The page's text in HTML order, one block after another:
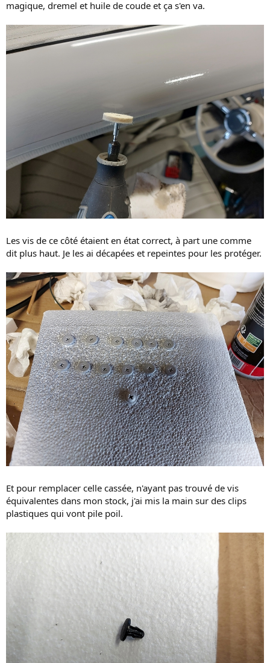
magique, dremel et huile de coude et ça s'en va.
Les vis de ce côté étaient en état correct, à part une comme
dit plus haut. Je les ai décapées et repeintes pour les protéger.
Et pour remplacer celle cassée, n'ayant pas trouvé de vis
équivalentes dans mon stock, j'ai mis la main sur des clips
plastiques qui vont pile poil.